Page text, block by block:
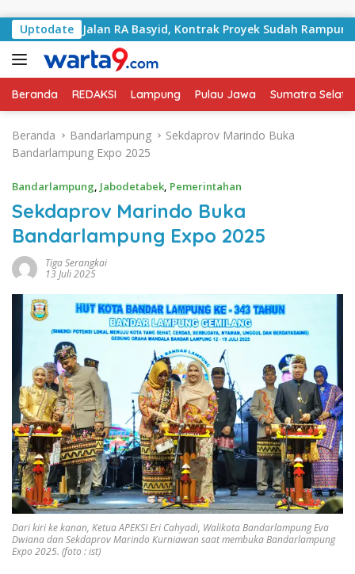
Uptodate
Jalan RA Basyid, Kontrak Proyek Sudah Rampung
Beranda REDAKSI Lampung Pulau Jawa Sumatra
Beranda Bandarlampung
Sekdaprov Marindo Buka
Bandarlampung Expo 2025
Bandarlampung, Jabodetabek, Pemerintahan
Sekdaprov Marindo Buka
Bandarlampung Expo 2025
Tiga Serangkai
13 Juli 2025
Dari kiri ke kanan, Ketua APEKSI Eri Cahyadi, Walikota Bandarlampung Eva
Dwiana dan Sekdaprov Marindo Kurniawan saat membuka Bandarlampung
Expo 2025. (foto : ist)